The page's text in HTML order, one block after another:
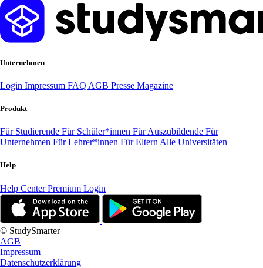
Unternehmen
Login Impressum FAQ AGB Presse Magazine
Produkt
Für Studierende Für Schüler*innen Für Auszubildende Für
Unternehmen Für Lehrer*innen Für Eltern Alle Universitäten
Help
Help CenterPremium Login
© StudySmarter
AGB
Impressum
Datenschutzerklärung